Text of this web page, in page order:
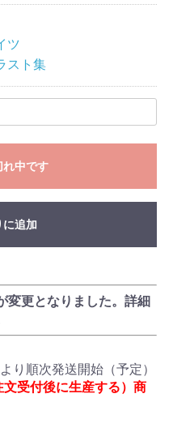
ツ
スト集
れ中です
に追加
変更となりました。詳細
受付後に生産する）商